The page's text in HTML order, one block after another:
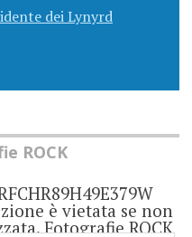
dei Lynyrd
ROCK
è vietata se non
Fotografie ROCK